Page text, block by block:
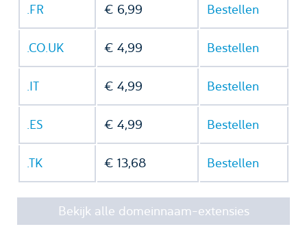
.FR € 6,99 Bestellen
.CO.UK € 4,99 Bestellen
.IT € 4,99 Bestellen
.ES € 4,99 Bestellen
.TK € 13,68 Bestellen
Bekijk alle domeinnaam-extensies